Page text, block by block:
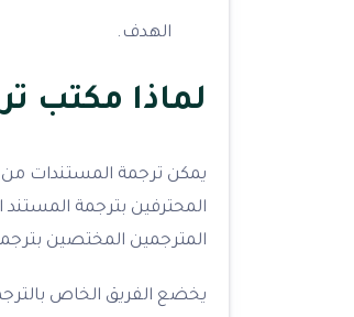
الهدف.
لماذا مكتب
يمكن ترجمة المستندات من
المحترفين بترجمة
المترجمين المختصين
يخضع الفريق الخاص